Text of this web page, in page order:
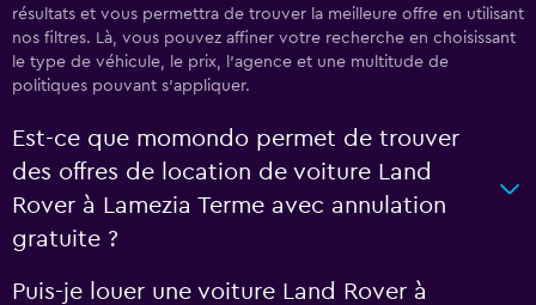
résultats et vous permettra de trouver la meilleure offre en utilisant
nos filtres. Là, vous pouvez affiner votre recherche en choisissant
le type de véhicule, le prix, l'agence et une multitude de
politiques pouvant s'appliquer.
Est-ce que momondo permet de trouver
des offres de location de voiture Land
Rover à Lamezia Terme avec annulation
gratuite ?
Puis-je louer une voiture Land Rover à